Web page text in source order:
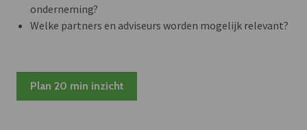
onderneming?
Welke partners en adviseurs worden mogelijk relevant?
Plan 20 min inzicht